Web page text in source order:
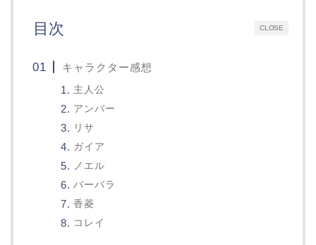
CLOSE
目次
キャラクター感想
主人公
アンバー
リサ
ガイア
ノエル
バーバラ
香菱
コレイ